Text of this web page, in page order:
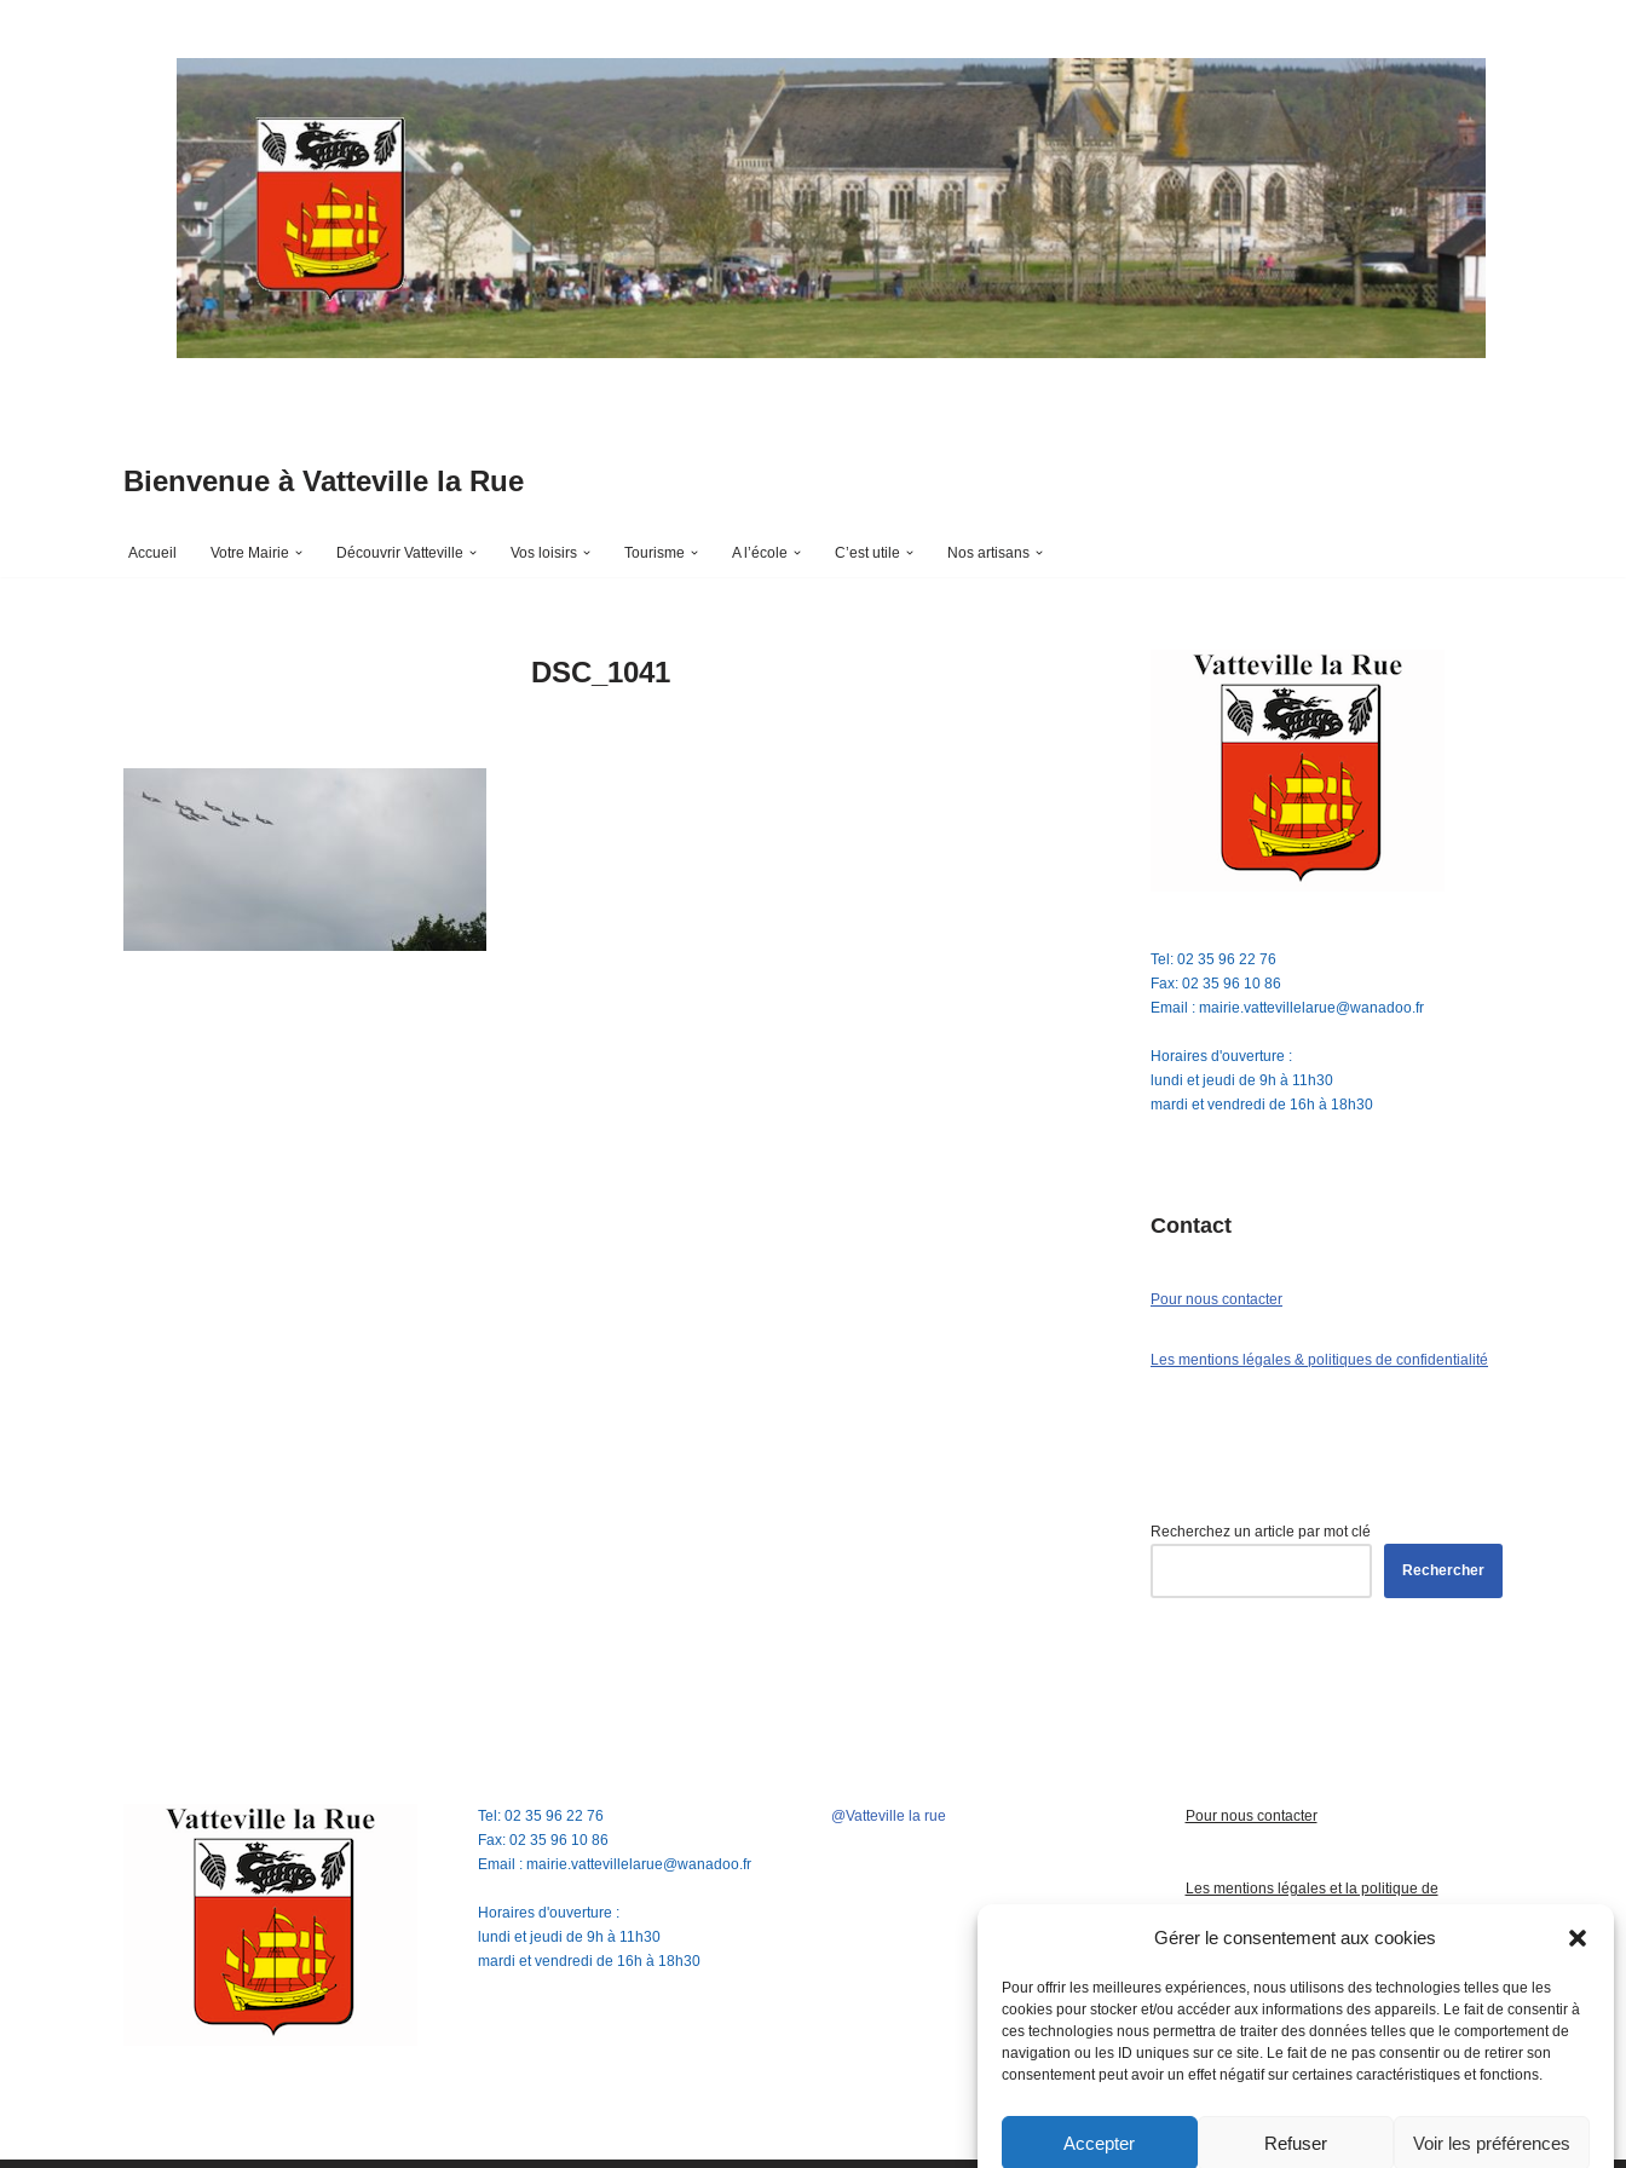
Gérer le consentement aux cookies
Pour offrir les meilleures expériences, nous utilisons des technologies telles que les
cookies pour stocker et/ou accéder aux informations des appareils. Le fait de consentir à
ces technologies nous permettra de traiter des données telles que le comportement de
navigation ou les ID uniques sur ce site. Le fait de ne pas consentir ou de retirer son
consentement peut avoir un effet négatif sur certaines caractéristiques et fonctions.
Accepter Refuser Voir les préférences
Bienvenue à Vatteville la Rue
Accueil Votre Mairie Découvrir Vatteville Vos loisirs Tourisme A l’école C’est utile Nos artisans
DSC_1041
Tel: 02 35 96 22 76
Fax: 02 35 96 10 86
Email : mairie.vattevillelarue@wanadoo.fr
Horaires d'ouverture :
lundi et jeudi de 9h à 11h30
mardi et vendredi de 16h à 18h30
Contact
Pour nous contacter
Les mentions légales & politiques de confidentialité
Recherchez un article par mot clé
Rechercher
Tel: 02 35 96 22 76
Fax: 02 35 96 10 86
Email : mairie.vattevillelarue@wanadoo.fr
Horaires d'ouverture :
lundi et jeudi de 9h à 11h30
mardi et vendredi de 16h à 18h30
@Vatteville la rue Pour nous contacter
Les mentions légales et la politique de